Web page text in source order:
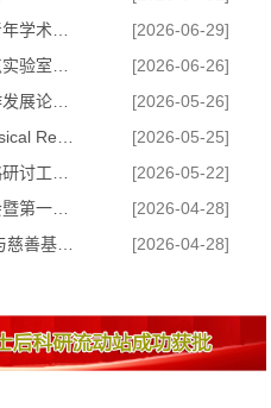
[2026-06-29]
[2026-06-26]
[2026-05-26]
我院举办物理教育第三届校友合作发展论坛暨中学物理...
[2026-05-25]
[2026-05-22]
[2026-04-28]
《储能科学与技术》第四届编委会暨第一届青年编委会...
[2026-04-28]
凝聚党建红 共筑科学梦——我院与慈善基金会合作开展...